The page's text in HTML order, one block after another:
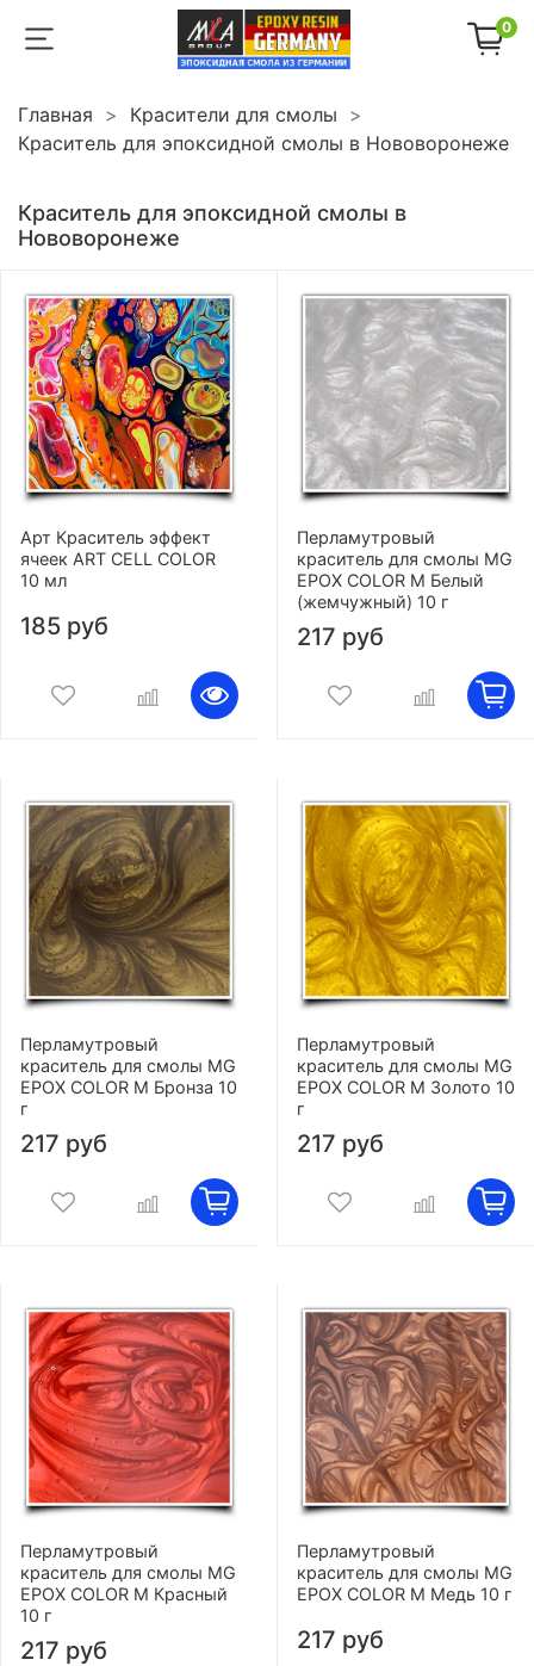
0
Главная
Красители для смолы
Краситель для эпоксидной смолы в Нововоронеже
Краситель для эпоксидной смолы в
Нововоронеже
Арт Краситель эффект
ячеек ART CELL COLOR
10 мл
185 руб
Перламутровый
краситель для смолы MG
EPOX COLOR M Белый
(жемчужный) 10 г
217 руб
Перламутровый
краситель для смолы MG
EPOX COLOR M Бронза 10
г
217 руб
Перламутровый
краситель для смолы MG
EPOX COLOR M Золото 10
г
217 руб
Перламутровый
краситель для смолы MG
EPOX COLOR M Красный
10 г
217 руб
Перламутровый
краситель для смолы MG
EPOX COLOR M Медь 10 г
217 руб